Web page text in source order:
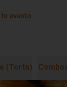
tu evento
(Torta)